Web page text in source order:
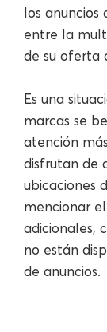
los anuncios
entre la
de su oferta
Es una
marcas se
atención
disfrutan de
ubicaciones
mencionar
adicionales,
no están
de anuncios.